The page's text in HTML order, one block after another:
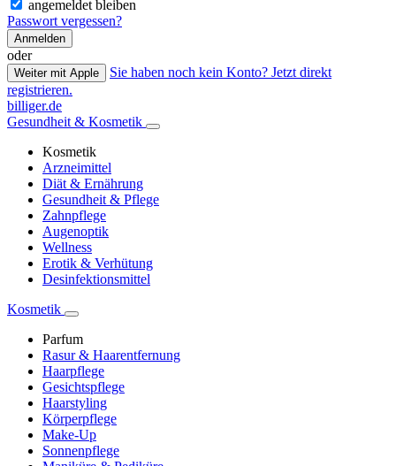
angemeldet bleiben
Passwort vergessen?
Anmelden
oder
Weiter mit Apple
Sie haben noch kein Konto? Jetzt direkt
registrieren.
billiger.de
Gesundheit & Kosmetik
Kosmetik
Arzneimittel
Diät & Ernährung
Gesundheit & Pflege
Zahnpflege
Augenoptik
Wellness
Erotik & Verhütung
Desinfektionsmittel
Kosmetik
Parfum
Rasur & Haarentfernung
Haarpflege
Gesichtspflege
Haarstyling
Körperpflege
Make-Up
Sonnenpflege